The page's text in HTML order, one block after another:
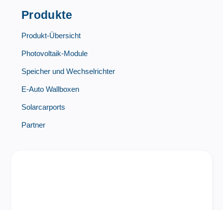
Produkte
Produkt-Übersicht
Photovoltaik-Module
Speicher und Wechselrichter
E-Auto Wallboxen
Solarcarports
Partner